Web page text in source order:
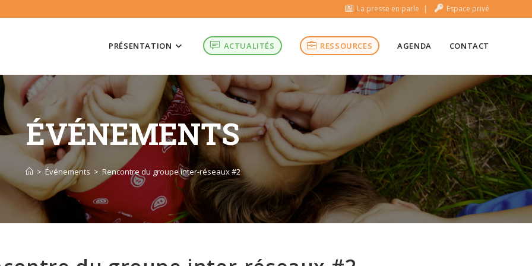
La presse en parle Espace privé
PRÉSENTATION ACTUALITÉS RESSOURCES AGENDA CONTACT
ÉVÉNEMENTS
> Événements > Rencontre du groupe inter-réseaux #2